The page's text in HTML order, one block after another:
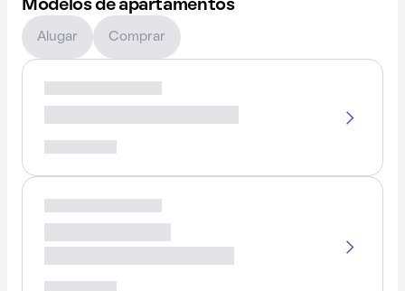
Modelos de apartamentos
Alugar Comprar